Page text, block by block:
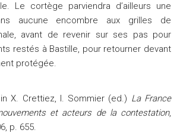
Le cortège parviendra d’ailleurs une
aucune encombre aux grilles de
avant de revenir sur ses pas pour
restés à Bastille, pour retourner devant
protégée.
X. Crettiez, I. Sommier (ed.) La France
et acteurs de la contestation,
p. 655.